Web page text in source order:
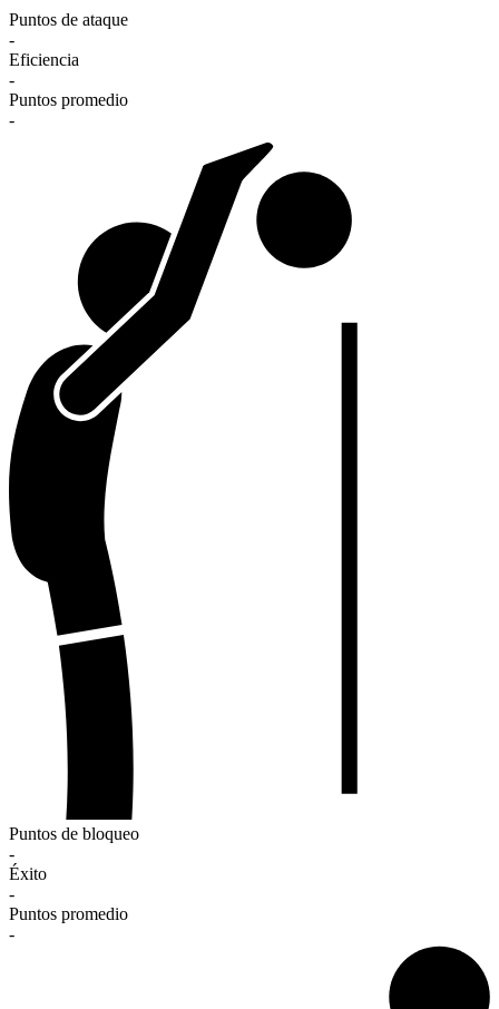
Puntos de ataque
-
Eficiencia
-
Puntos promedio
-
Puntos de bloqueo
-
Éxito
-
Puntos promedio
-